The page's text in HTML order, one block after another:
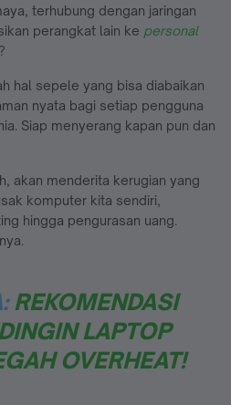
terhubung dengan jaringan
perangkat lain ke personal
?
hal sepele yang bisa diabaikan
nyata bagi setiap pengguna
Siap menyerang kapan pun dan
akan menderita kerugian yang
komputer kita sendiri,
hingga pengurasan uang.
REKOMENDASI
LAPTOP
OVERHEAT!